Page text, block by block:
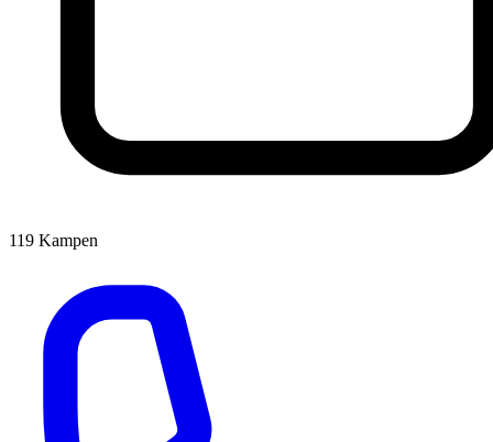
119 Kampen